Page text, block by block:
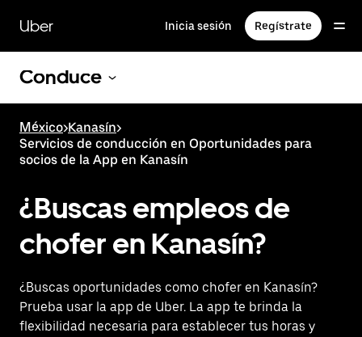
contenido
principal
Uber Inicia sesión Regístrate
Conduce
México>Kanasín>
Servicios de conducción en Oportunidades para
socios de la App en Kanasín
¿Buscas empleos de
chofer en Kanasín?
¿Buscas oportunidades como chofer en Kanasín?
Prueba usar la app de Uber. La app te brinda la
flexibilidad necesaria para establecer tus horas y